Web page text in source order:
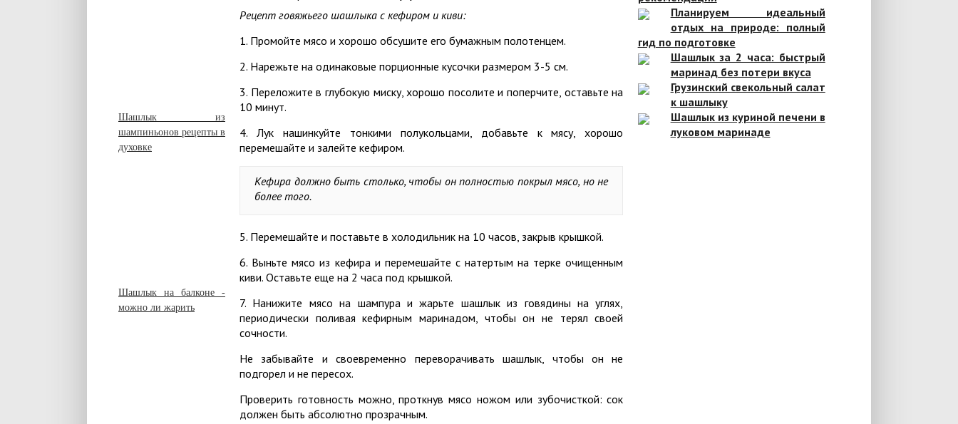
Шашлык из
шампиньонов рецепты в
духовке
Шашлык на балконе -
можно ли жарить
Рецепт говяжьего шашлыка с кефиром и киви:
1. Промойте мясо и хорошо обсушите его бумажным полотенцем.
2. Нарежьте на одинаковые порционные кусочки размером 3-5 см.
3. Переложите в глубокую миску, хорошо посолите и поперчите, оставьте на
10 минут.
4. Лук нашинкуйте тонкими полукольцами, добавьте к мясу, хорошо
перемешайте и залейте кефиром.
Кефира должно быть столько, чтобы он полностью покрыл мясо, но не
более того.
5. Перемешайте и поставьте в холодильник на 10 часов, закрыв крышкой.
6. Выньте мясо из кефира и перемешайте с натертым на терке очищенным
киви. Оставьте еще на 2 часа под крышкой.
7. Нанижите мясо на шампура и жарьте шашлык из говядины на углях,
периодически поливая кефирным маринадом, чтобы он не терял своей
сочности.
Не забывайте и своевременно переворачивать шашлык, чтобы он не
подгорел и не пересох.
Проверить готовность можно, проткнув мясо ножом или зубочисткой: сок
должен быть абсолютно прозрачным.
Планируем идеальный
отдых на природе: полный
гид по подготовке
Шашлык за 2 часа: быстрый
маринад без потери вкуса
Грузинский свекольный салат
к шашлыку
Шашлык из куриной печени в
луковом маринаде